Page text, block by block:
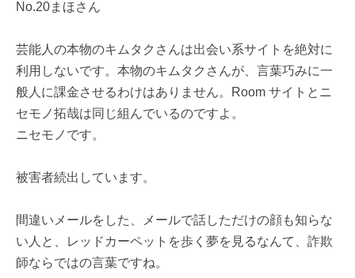
No.20まほさん
芸能人の本物のキムタクさんは出会い系サイトを絶対に
利用しないです。本物のキムタクさんが、言葉巧みに一
般人に課金させるわけはありません。Room サイトとニ
セモノ拓哉は同じ組んでいるのですよ。
ニセモノです。
被害者続出しています。
間違いメールをした、メールで話しただけの顔も知らな
い人と、レッドカーペットを歩く夢を見るなんて、詐欺
師ならではの言葉ですね。